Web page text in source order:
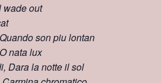
wade out
Quando son piu lontan
nata lux
Dara la notte il sol